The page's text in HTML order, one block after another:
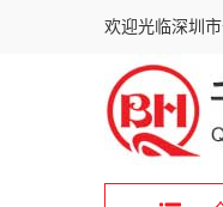
欢迎光临深圳